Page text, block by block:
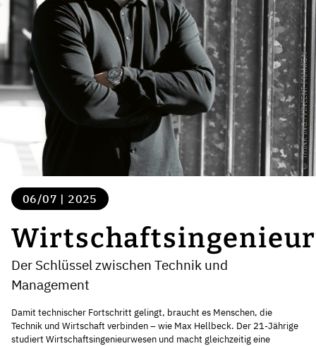
© THINK ING./VINCENT FRANKEN
06/07 | 2025
Der Schlüssel zwischen Technik und
Management
Damit technischer Fortschritt gelingt, braucht es Menschen, die
Technik und Wirtschaft verbinden – wie Max Hellbeck. Der 21-Jährige
studiert Wirtschaftsingenieurwesen und macht gleichzeitig eine